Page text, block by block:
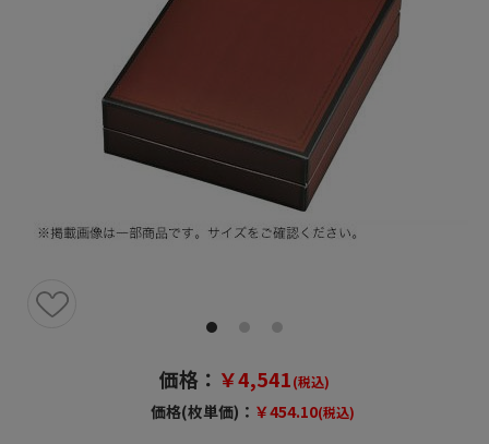
価格： ￥4,541(税込)
価格(枚単価)： ￥454.10(税込)